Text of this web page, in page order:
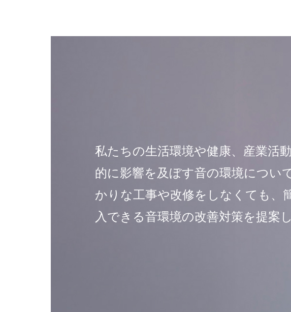
私たちの生活環境や健康、産業活
的に影響を及ぼす音の環境につい
かりな工事や改修をしなくても、
入できる音環境の改善対策を提案